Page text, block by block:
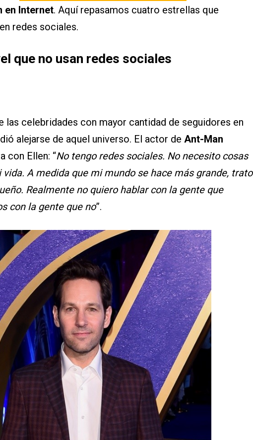
en Internet. Aquí repasamos cuatro estrellas que
redes sociales.
que no usan redes sociales
las celebridades con mayor cantidad de seguidores en
alejarse de aquel universo. El actor de Ant-Man
con Ellen: “No tengo redes sociales. No necesito cosas
A medida que mi mundo se hace más grande, trato
Realmente no quiero hablar con la gente que
con la gente que no”.